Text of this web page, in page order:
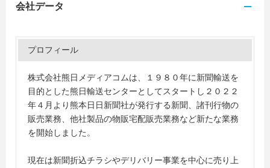
会社データ
プロフィール
株式会社熊日メディアコムは、１９８０年に新聞輸送を
目的とした熊日輸送センターとしてスタートし２０２２
年４月より熊本日日新聞社が発行する新聞、諸刊行物の
販売業務、他社製品の物販宅配販売業務など新たな業務
を開始しました。
現在は新聞折込チラシやデリバリー事業を中心に売り上